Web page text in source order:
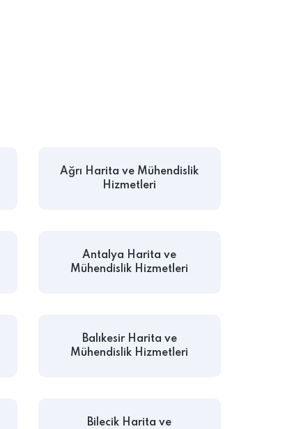
Ağrı Harita ve Mühendislik
Hizmetleri
Antalya Harita ve
Mühendislik Hizmetleri
Balıkesir Harita ve
Mühendislik Hizmetleri
Bilecik Harita ve